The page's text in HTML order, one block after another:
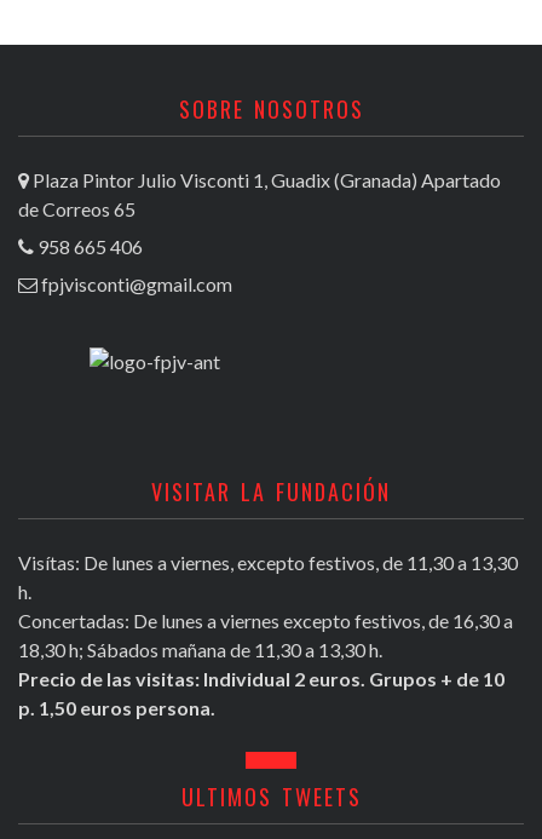
SOBRE NOSOTROS
Plaza Pintor Julio Visconti 1, Guadix (Granada) Apartado
de Correos 65
958 665 406
fpjvisconti@gmail.com
VISITAR LA FUNDACIÓN
Visítas: De lunes a viernes, excepto festivos, de 11,30 a 13,30
h.
Concertadas: De lunes a viernes excepto festivos, de 16,30 a
18,30 h; Sábados mañana de 11,30 a 13,30 h.
Precio de las visitas: Individual 2 euros. Grupos + de 10
p. 1,50 euros persona.
ULTIMOS TWEETS